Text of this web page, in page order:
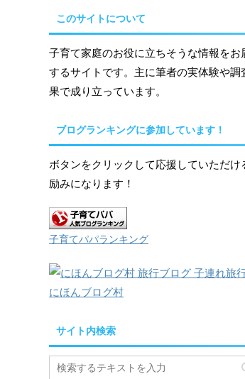
このサイトについて
子育て家庭のお役に立ちそうな情報をお
するサイトです。主に筆者の実体験や調
果で成り立っています。
ブログランキングに参加しています！
ボタンをクリックして応援していただけ
励みになります！
子育てパパランキング
にほんブログ村
サイト内検索